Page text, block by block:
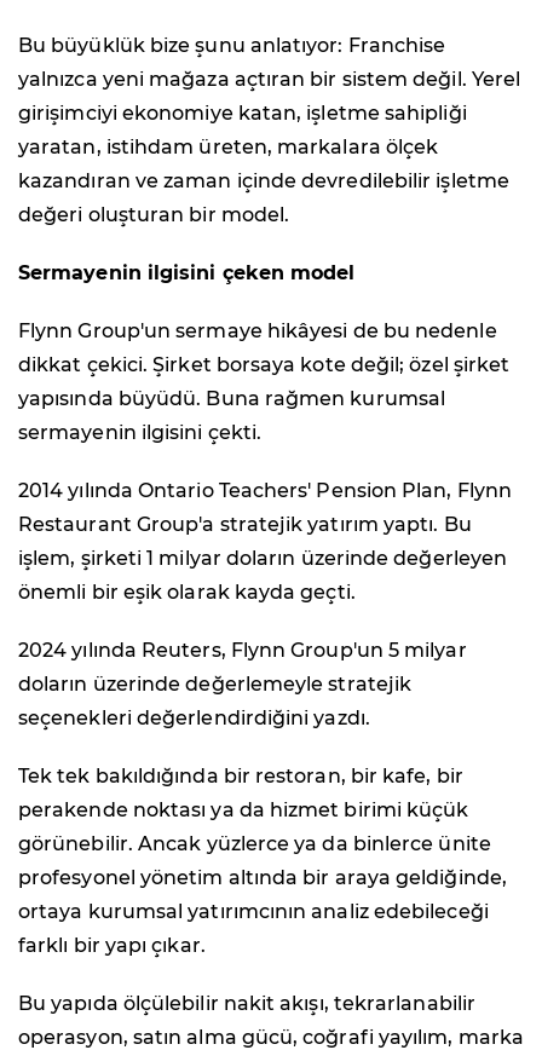
Bu büyüklük bize şunu anlatıyor: Franchise
yalnızca yeni mağaza açtıran bir sistem değil. Yerel
girişimciyi ekonomiye katan, işletme sahipliği
yaratan, istihdam üreten, markalara ölçek
kazandıran ve zaman içinde devredilebilir işletme
değeri oluşturan bir model.
Sermayenin ilgisini çeken model
Flynn Group'un sermaye hikâyesi de bu nedenle
dikkat çekici. Şirket borsaya kote değil; özel şirket
yapısında büyüdü. Buna rağmen kurumsal
sermayenin ilgisini çekti.
2014 yılında Ontario Teachers' Pension Plan, Flynn
Restaurant Group'a stratejik yatırım yaptı. Bu
işlem, şirketi 1 milyar doların üzerinde değerleyen
önemli bir eşik olarak kayda geçti.
2024 yılında Reuters, Flynn Group'un 5 milyar
doların üzerinde değerlemeyle stratejik
seçenekleri değerlendirdiğini yazdı.
Tek tek bakıldığında bir restoran, bir kafe, bir
perakende noktası ya da hizmet birimi küçük
görünebilir. Ancak yüzlerce ya da binlerce ünite
profesyonel yönetim altında bir araya geldiğinde,
ortaya kurumsal yatırımcının analiz edebileceği
farklı bir yapı çıkar.
Bu yapıda ölçülebilir nakit akışı, tekrarlanabilir
operasyon, satın alma gücü, coğrafi yayılım, marka